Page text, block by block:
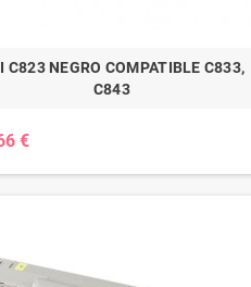
C823 NEGRO COMPATIBLE C833,
C843
€